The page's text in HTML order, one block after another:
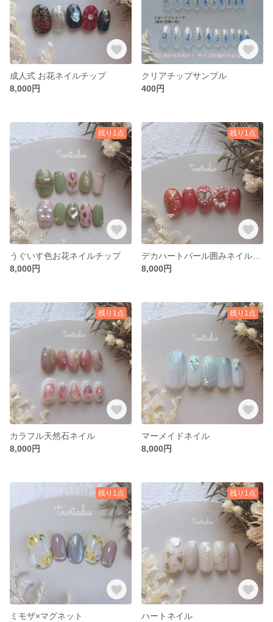
成人式 お花ネイルチップ
8,000円
クリアチップサンプル
400円
残り1点
うぐいす色お花ネイルチップ
8,000円
残り1点
8,000円
残り1点
カラフル天然石ネイル
8,000円
残り1点
マーメイドネイル
8,000円
残り1点
ミモザ×マグネット
残り1点
ハートネイル